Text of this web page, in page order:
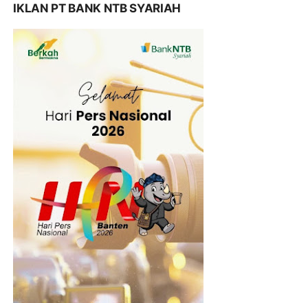
IKLAN PT BANK NTB SYARIAH